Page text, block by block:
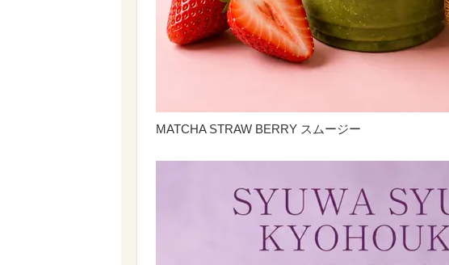
MATCHA STRAW BERRY スムージー